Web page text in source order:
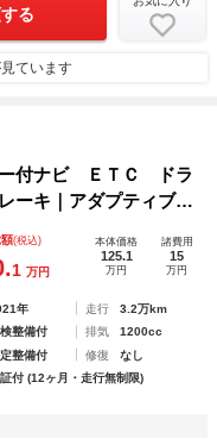
る
ています
付ナビ ＥＴＣ ドラ
ーキ｜アダプティブク
ンプ｜１５インチフル
｜キーレスプッシュス
｜
(税込)
1 万円
本体価格
125.1
万円
諸費用
15
万円
年 走行
3.2万km
整備付 排気
1200cc
整備付 修復
なし
付 (12ヶ月・走行無制限)